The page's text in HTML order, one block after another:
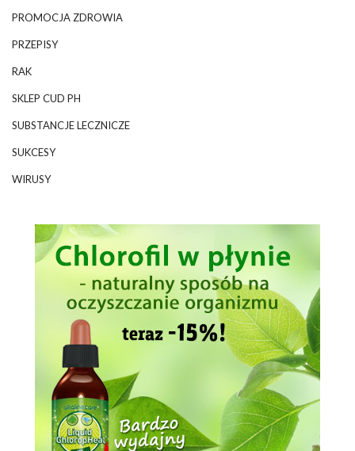
PROMOCJA ZDROWIA
PRZEPISY
RAK
SKLEP CUD PH
SUBSTANCJE LECZNICZE
SUKCESY
WIRUSY